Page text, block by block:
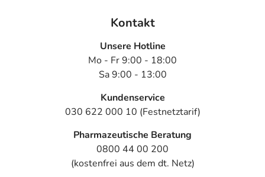
Kontakt
Unsere Hotline
Mo - Fr 9:00 - 18:00
Sa 9:00 - 13:00
Kundenservice
030 622 000 10 (Festnetztarif)
Pharmazeutische Beratung
0800 44 00 200
(kostenfrei aus dem dt. Netz)